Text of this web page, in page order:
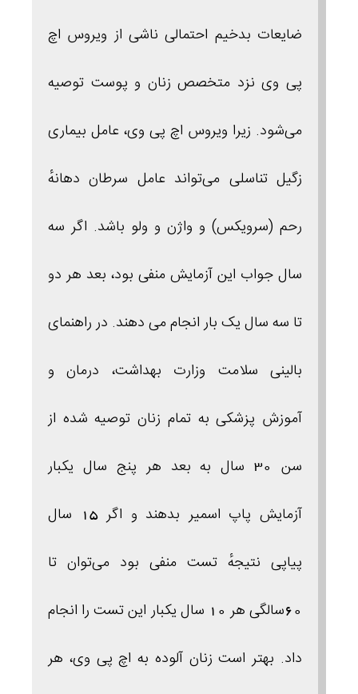
ضایعات بدخیم احتمالی ناشی از ویروس اچ‌
پی‌ وی نزد متخصص زنان و پوست توصیه
می‌شود. زیرا ویروس اچ‌ پی‌ وی، عامل بیماری
زگیل تناسلی می‌تواند عامل سرطان دهانهٔ
رحم (سرویکس) و واژن و ولو باشد. اگر سه
سال جواب این آزمایش منفی بود، بعد هر دو
تا سه سال یک‌ بار انجام می‌ دهند. در راهنمای
بالینی سلامت وزارت بهداشت، درمان و
آموزش پزشکی به تمام زنان توصیه شده از
سن 30 سال به بعد هر پنج سال یکبار
آزمایش پاپ اسمیر بدهند و اگر 15 سال
پیاپی نتیجهٔ تست منفی بود می‌توان تا
60سالگی هر 10 سال یکبار این تست را انجام
داد. بهتر است زنان آلوده به اچ‌ پی‌ وی، هر